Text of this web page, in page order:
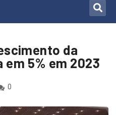
da
5% em 2023
0